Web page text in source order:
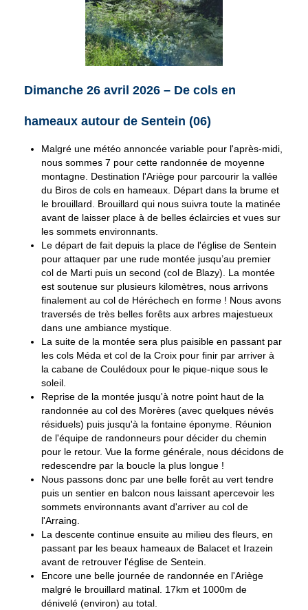
Dimanche 26 avril 2026 – De cols en
hameaux autour de Sentein (06)
Malgré une météo annoncée variable pour l'après-midi,
nous sommes 7 pour cette randonnée de moyenne
montagne. Destination l'Ariège pour parcourir la vallée
du Biros de cols en hameaux. Départ dans la brume et
le brouillard. Brouillard qui nous suivra toute la matinée
avant de laisser place à de belles éclaircies et vues sur
les sommets environnants.
Le départ de fait depuis la place de l'église de Sentein
pour attaquer par une rude montée jusqu’au premier
col de Marti puis un second (col de Blazy). La montée
est soutenue sur plusieurs kilomètres, nous arrivons
finalement au col de Héréchech en forme ! Nous avons
traversés de très belles forêts aux arbres majestueux
dans une ambiance mystique.
La suite de la montée sera plus paisible en passant par
les cols Méda et col de la Croix pour finir par arriver à
la cabane de Coulédoux pour le pique-nique sous le
soleil.
Reprise de la montée jusqu'à notre point haut de la
randonnée au col des Morères (avec quelques névés
résiduels) puis jusqu'à la fontaine éponyme. Réunion
de l'équipe de randonneurs pour décider du chemin
pour le retour. Vue la forme générale, nous décidons de
redescendre par la boucle la plus longue !
Nous passons donc par une belle forêt au vert tendre
puis un sentier en balcon nous laissant apercevoir les
sommets environnants avant d'arriver au col de
l'Arraing.
La descente continue ensuite au milieu des fleurs, en
passant par les beaux hameaux de Balacet et Irazein
avant de retrouver l'église de Sentein.
Encore une belle journée de randonnée en l'Ariège
malgré le brouillard matinal. 17km et 1000m de
dénivelé (environ) au total.